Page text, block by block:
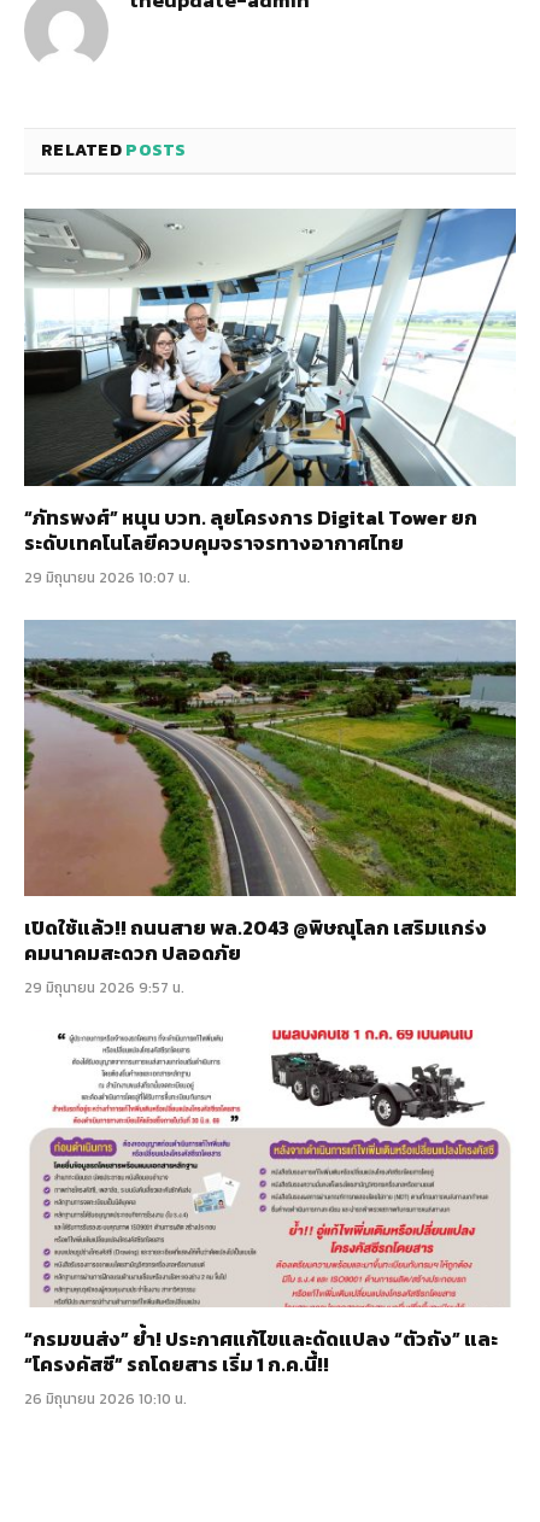
RELATEDPOSTS
“ภัทรพงศ์” หนุน บวท. ลุยโครงการ Digital Tower ยก
ระดับเทคโนโลยีควบคุมจราจรทางอากาศไทย
29 มิถุนายน 2026 10:07 น.
เปิดใช้แล้ว!! ถนนสาย พล.2043 @พิษณุโลก เสริมแกร่ง
คมนาคมสะดวก ปลอดภัย
29 มิถุนายน 2026 9:57 น.
“กรมขนส่ง” ย้ำ! ประกาศแก้ไขและดัดแปลง “ตัวถัง” และ
“โครงคัสซี” รถโดยสาร เริ่ม 1 ก.ค.นี้!!
26 มิถุนายน 2026 10:10 น.